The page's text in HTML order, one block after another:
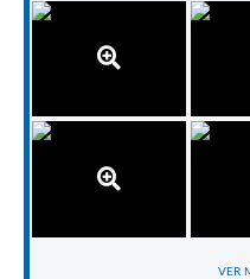
VER